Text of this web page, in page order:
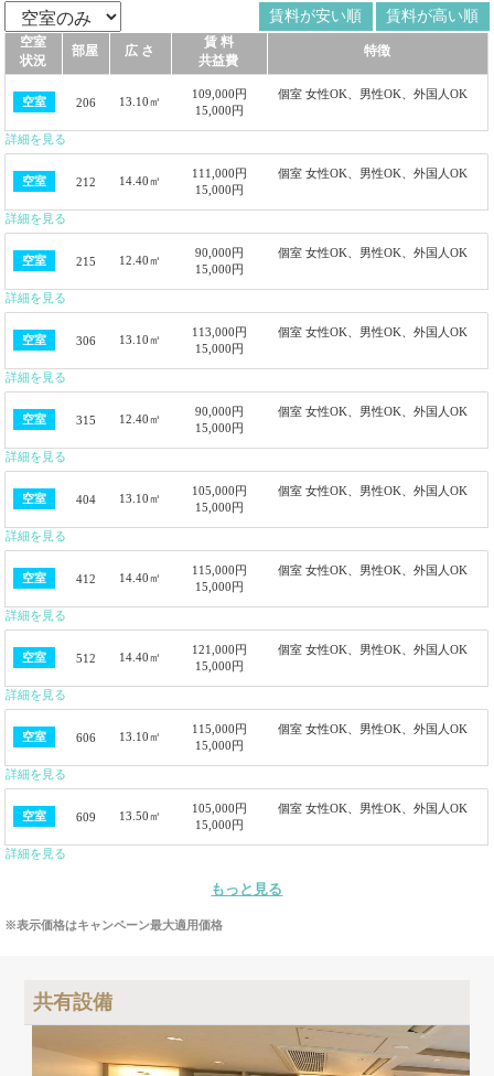
賃料が安い順 賃料が高い順
空室
状況
部屋 広 さ
賃 料
共益費
特徴
空室 206 13.10㎡
109,000円
15,000円
個室 女性OK、男性OK、外国人OK
詳細を見る
空室 212 14.40㎡
111,000円
15,000円
個室 女性OK、男性OK、外国人OK
詳細を見る
空室 215 12.40㎡
90,000円
15,000円
個室 女性OK、男性OK、外国人OK
詳細を見る
空室 306 13.10㎡
113,000円
15,000円
個室 女性OK、男性OK、外国人OK
詳細を見る
空室 315 12.40㎡
90,000円
15,000円
個室 女性OK、男性OK、外国人OK
詳細を見る
空室 404 13.10㎡
105,000円
15,000円
個室 女性OK、男性OK、外国人OK
詳細を見る
空室 412 14.40㎡
115,000円
15,000円
個室 女性OK、男性OK、外国人OK
詳細を見る
空室 512 14.40㎡
121,000円
15,000円
個室 女性OK、男性OK、外国人OK
詳細を見る
空室 606 13.10㎡
115,000円
15,000円
個室 女性OK、男性OK、外国人OK
詳細を見る
空室 609 13.50㎡
105,000円
15,000円
個室 女性OK、男性OK、外国人OK
詳細を見る
もっと見る
※表示価格はキャンペーン最大適用価格
共有設備